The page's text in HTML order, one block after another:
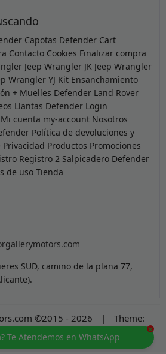
Te Atendemos en WhatsApp
×
Capotas Defender Cart
Contacto Cookies Finalizar compra
Jeep Wrangler JK Jeep Wrangler
Wrangler YJ Kit Ensanchamiento
+ Muelles Defender Land Rover
Llantas Defender Login
Mi cuenta my-account Nosotros
Política de devoluciones y
Privacidad Productos Promociones
Registro 2 Salpicadero Defender
de uso Tienda
SUD, camino de la plana 77,
©2015 - 2026 |
Theme:
byfull100ack